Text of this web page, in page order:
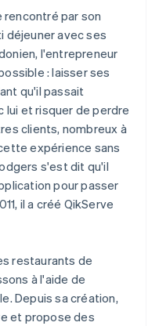
rencontré par son
déjeuner avec ses
l'entrepreneur
: laisser ses
qu'il passait
lui et risquer de perdre
clients, nombreux à
expérience sans
s'est dit qu'il
pour passer
il a créé QikServe
restaurants de
à l'aide de
Depuis sa création,
et propose des